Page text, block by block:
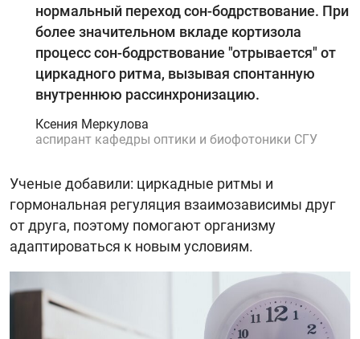
нормальный переход сон-бодрствование. При
более значительном вкладе кортизола
процесс сон-бодрствование "отрывается" от
циркадного ритма, вызывая спонтанную
внутреннюю рассинхронизацию.
Ксения Меркулова
аспирант кафедры оптики и биофотоники СГУ
Ученые добавили: циркадные ритмы и
гормональная регуляция взаимозависимы друг
от друга, поэтому помогают организму
адаптироваться к новым условиям.